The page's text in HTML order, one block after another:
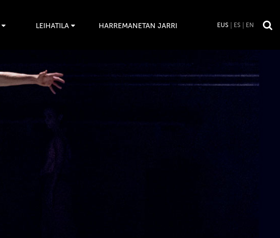
LEIHATILA HARREMANETAN JARRI EUS ES EN